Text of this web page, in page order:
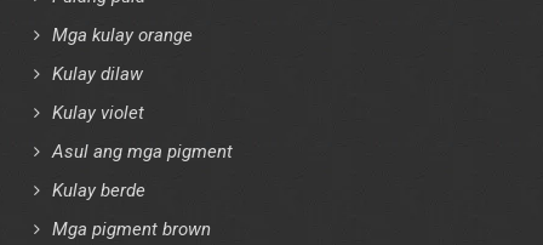
Mga kulay orange
Kulay dilaw
Kulay violet
Asul ang mga pigment
Kulay berde
Mga pigment brown